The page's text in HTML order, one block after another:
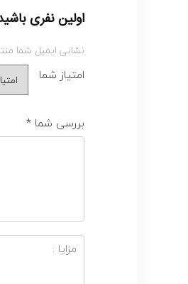
اولین نفری
نشانی ایمیل شما
امتیاز شما
بررسی شما *